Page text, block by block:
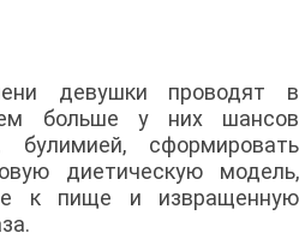
девушки проводят в
больше у них шансов
булимией, сформировать
диетическую модель,
к пище и извращенную